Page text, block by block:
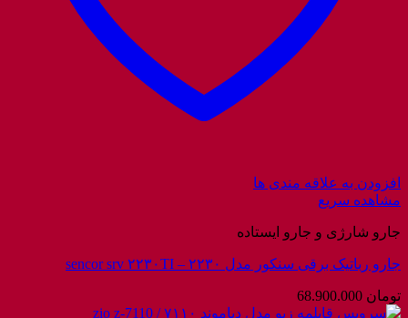
افزودن به علاقه مندی ها
مشاهده سریع
جارو شارژی و جارو ایستاده
جارو رباتیک برقی سنکور مدل ۲۲۳۰ – sencor srv ۲۲۳۰TI
تومان